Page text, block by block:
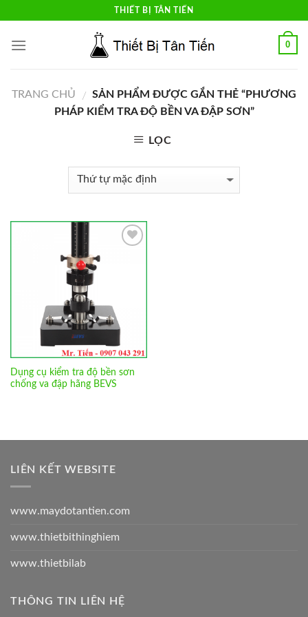
content
THIẾT BỊ TÂN TIẾN
0
TRANG CHỦ / SẢN PHẨM ĐƯỢC GẮN THẺ “PHƯƠNG
PHÁP KIỂM TRA ĐỘ BỀN VA ĐẬP SƠN”
LỌC
Dụng cụ kiểm tra độ bền sơn
chống va đập hãng BEVS
LIÊN KẾT WEBSITE
www.maydotantien.com
www.thietbithinghiem
www.thietbilab
THÔNG TIN LIÊN HỆ